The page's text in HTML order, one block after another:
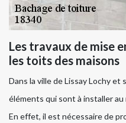
Les travaux de mise
les toits des maisons
Dans la ville de Lissay Lochy
éléments qui sont à installer
En effet, il est nécessaire de